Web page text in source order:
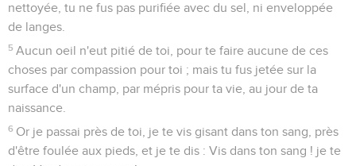
nettoyée, tu ne fus pas purifiée avec du sel, ni enveloppée
de langes.
5 Aucun oeil n'eut pitié de toi, pour te faire aucune de ces
choses par compassion pour toi ; mais tu fus jetée sur la
surface d'un champ, par mépris pour ta vie, au jour de ta
naissance.
6 Or je passai près de toi, je te vis gisant dans ton sang, près
d'être foulée aux pieds, et je te dis : Vis dans ton sang ! je te